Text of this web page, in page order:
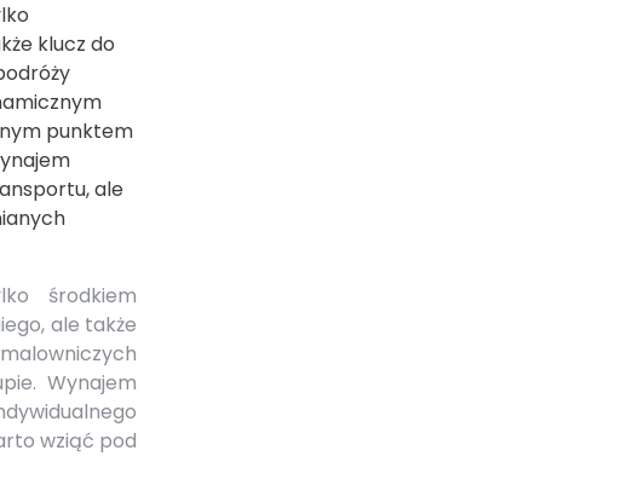
klucz do
punktem
ale
środkiem
ale także
Wynajem
wziąć pod